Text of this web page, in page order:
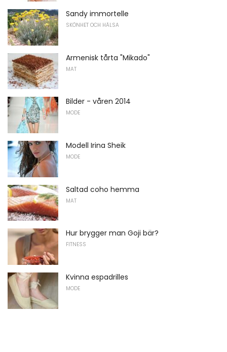
Sandy immortelle
SKÖNHET OCH HÄLSA
Armenisk tårta "Mikado"
MAT
Bilder - våren 2014
MODE
Modell Irina Sheik
MODE
Saltad coho hemma
MAT
Hur brygger man Goji bär?
FITNESS
Kvinna espadrilles
MODE